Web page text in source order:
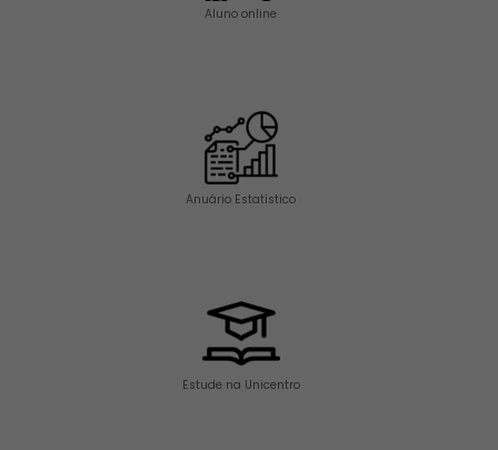
Aluno online
Anuário Estatístico
Estude na Unicentro